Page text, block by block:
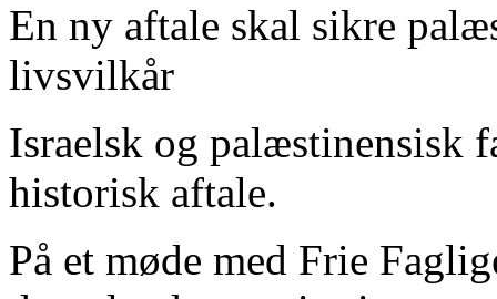
En ny aftale skal sikre
livsvilkår
Israelsk og palæstinensisk
historisk aftale.
På et møde med Frie